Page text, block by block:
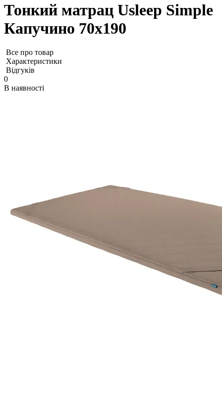
Тонкий матрац Usleep Simple
Капучино 70х190
Все про товар
Характеристики
Відгуків
0
В наявності